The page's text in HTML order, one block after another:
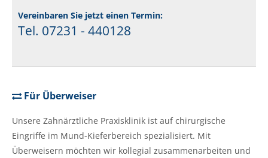
Vereinbaren Sie jetzt einen Termin:
Tel. 07231 - 440128
Für Überweiser
Unsere Zahnärztliche Praxisklinik ist auf chirurgische
Eingriffe im Mund-Kieferbereich spezialisiert. Mit
Überweisern möchten wir kollegial zusammenarbeiten und